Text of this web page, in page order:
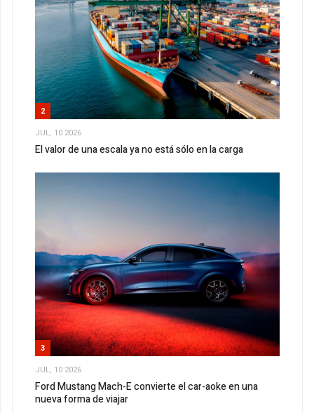
2
JUL, 10 2026
El valor de una escala ya no está sólo en la carga
3
JUL, 10 2026
Ford Mustang Mach-E convierte el car-aoke en una
nueva forma de viajar